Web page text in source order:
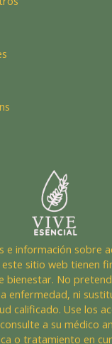
e información sobre
sitio web tienen
bienestar. No
enfermedad, ni
calificado. Use los
a su médico
o tratamiento en